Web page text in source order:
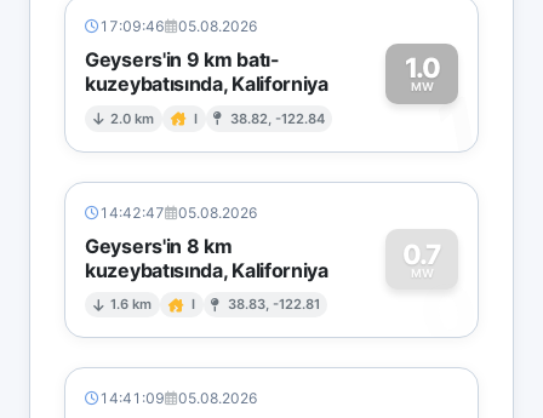
17:09:46 05.08.2026
Geysers'in 9 km batı-
kuzeybatısında, Kaliforniya
2.0 km I 38.82, -122.84
1.0
MW1
14:42:47 05.08.2026
Geysers'in 8 km
kuzeybatısında, Kaliforniya
1.6 km I 38.83, -122.81
0.7
MW
0
14:41:09 05.08.2026